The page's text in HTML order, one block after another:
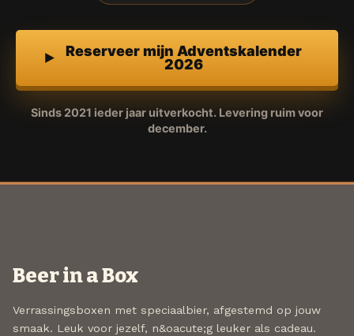
Reserveer mijn Adventskalender
2026
Sinds 2021 ieder jaar uitverkocht. Levering ruim voor
december.
Beer in a Box
Verrassingsboxen met speciaalbier, afgestemd op jouw
smaak. Leuk voor jezelf, n&oacute;g leuker als cadeau.